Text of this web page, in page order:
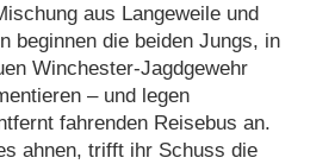
aus Langeweile und
beginnen die beiden Jungs, in
Winchester-Jagdgewehr
– und legen
fahrenden Reisebus an.
ahnen, trifft ihr Schuss die